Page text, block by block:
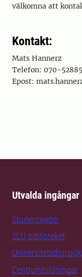
välkomna att
Kontakt:
Mats Hannerz
Telefon: 070-
Epost:
Utvalda ingångar
Studentwebb
SLU-biblioteket
Centrumbildningar